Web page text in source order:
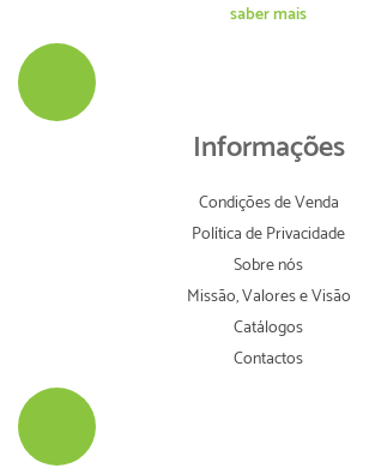
saber mais
Informações
Condições de Venda
Política de Privacidade
Sobre nós
Missão, Valores e Visão
Catálogos
Contactos